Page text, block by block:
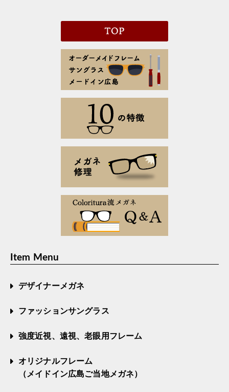
Item Menu
デザイナーメガネ
ファッションサングラス
強度近視、遠視、老眼用フレーム
オリジナルフレーム
（メイドイン広島ご当地メガネ）